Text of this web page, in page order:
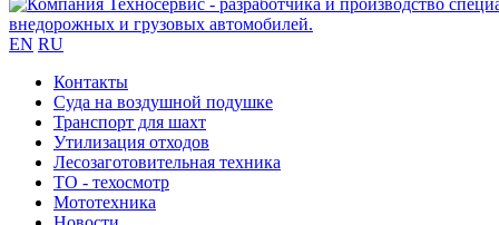
EN RU
Контакты
Cуда на воздушной подушке
Транспорт для шахт
Утилизация отходов
Лесозаготовительная техника
ТО - техосмотр
Мототехника